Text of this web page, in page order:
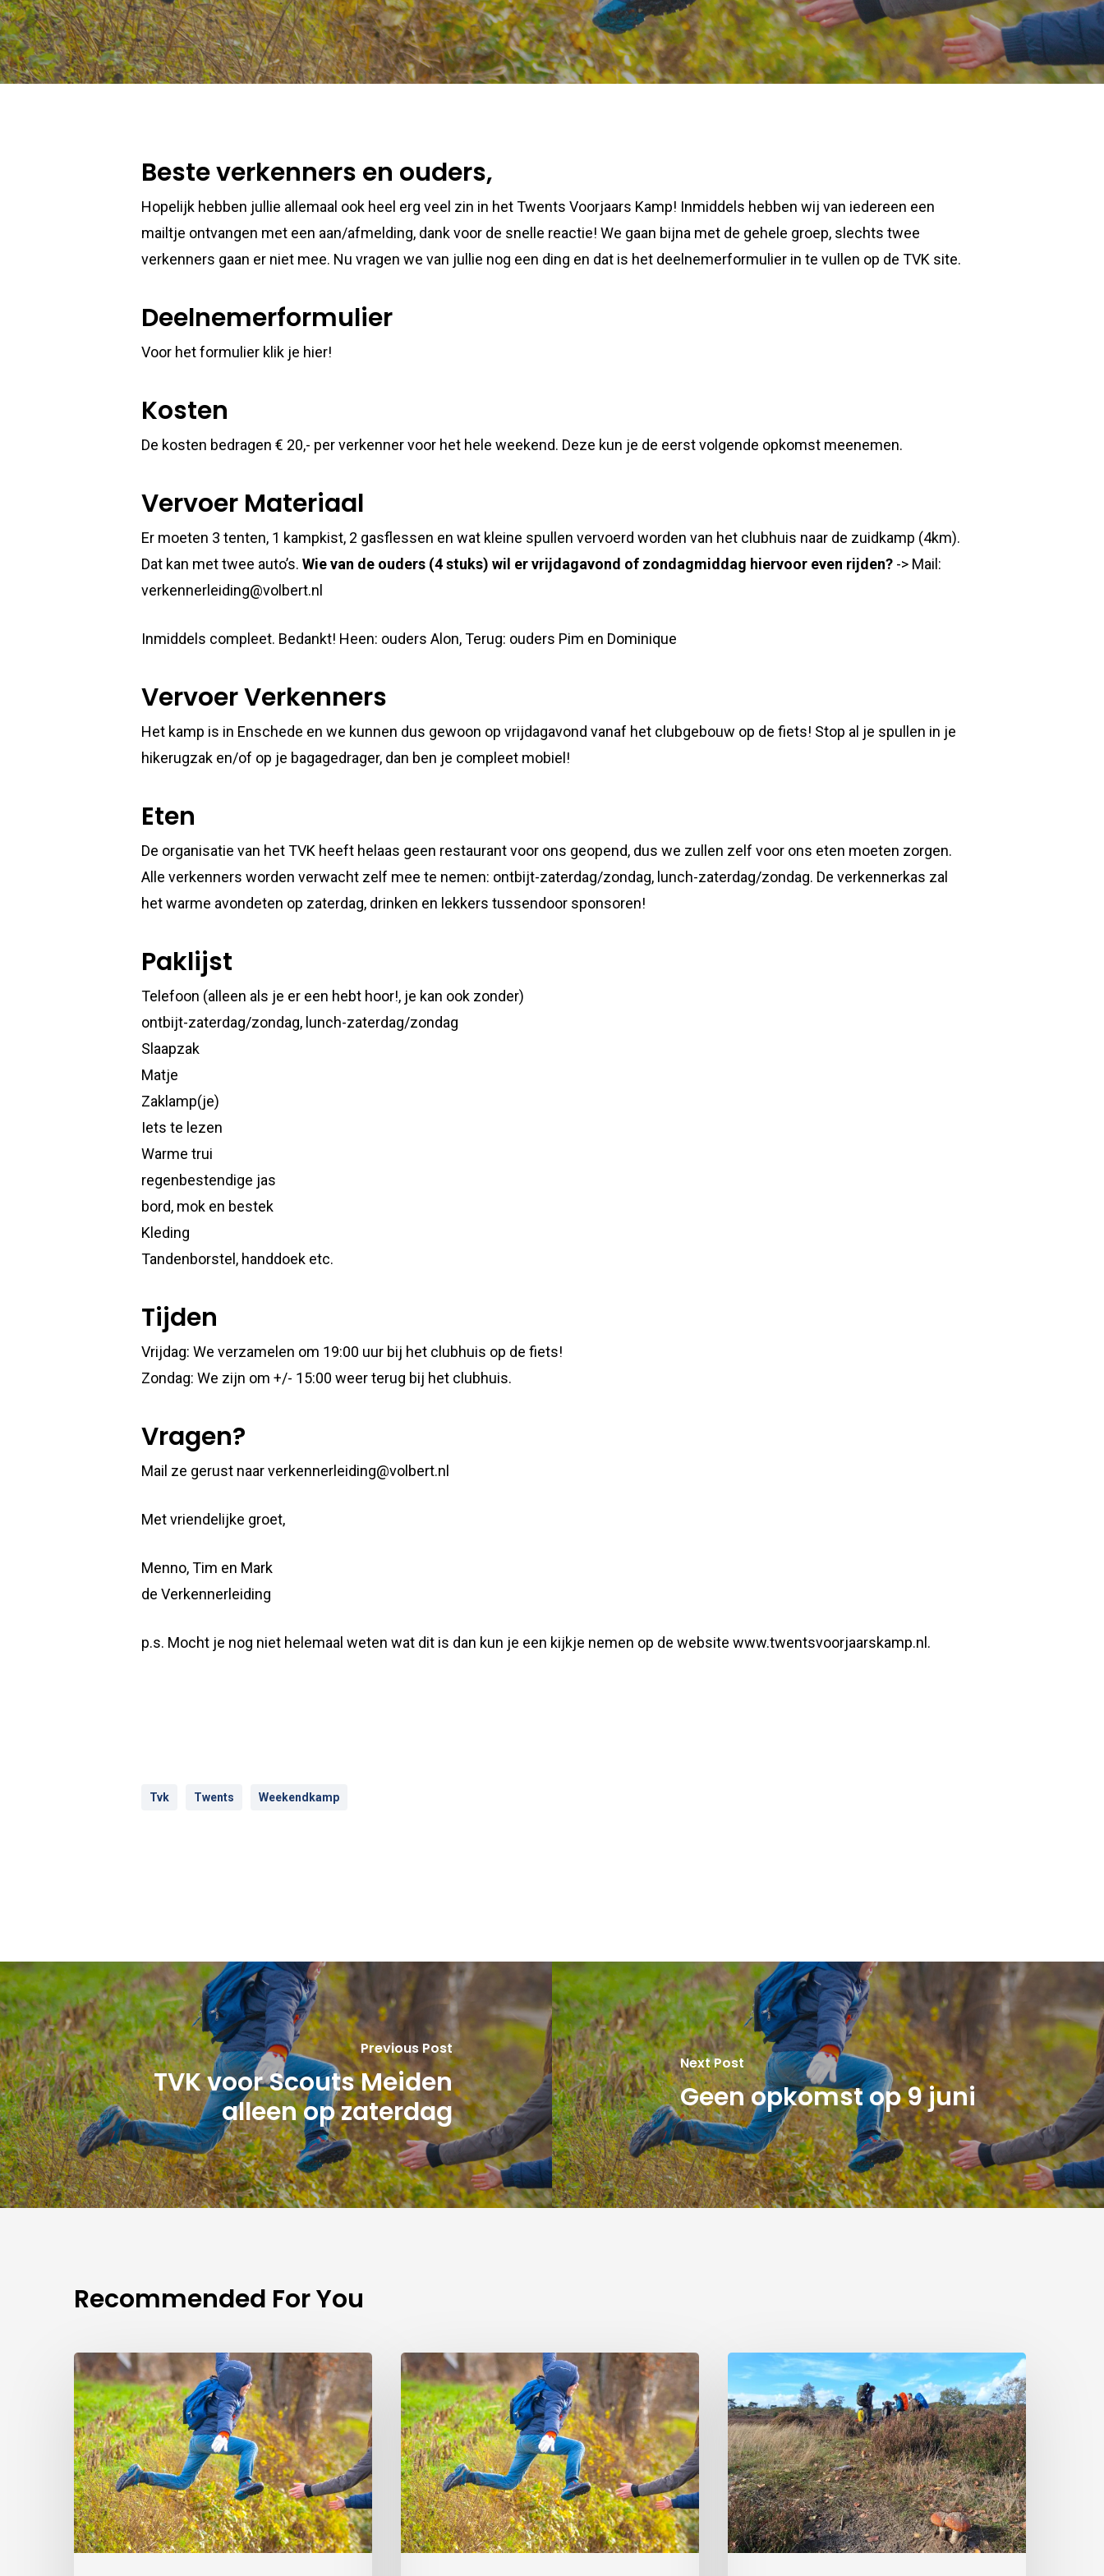
Beste verkenners en ouders,
Hopelijk hebben jullie allemaal ook heel erg veel zin in het Twents Voorjaars Kamp! Inmiddels hebben wij van iedereen een
mailtje ontvangen met een aan/afmelding, dank voor de snelle reactie! We gaan bijna met de gehele groep, slechts twee
verkenners gaan er niet mee. Nu vragen we van jullie nog een ding en dat is het deelnemerformulier in te vullen op de TVK site.
Deelnemerformulier
Voor het formulier klik je hier!
Kosten
De kosten bedragen € 20,- per verkenner voor het hele weekend. Deze kun je de eerst volgende opkomst meenemen.
Vervoer Materiaal
Er moeten 3 tenten, 1 kampkist, 2 gasflessen en wat kleine spullen vervoerd worden van het clubhuis naar de zuidkamp (4km).
Dat kan met twee auto’s. Wie van de ouders (4 stuks) wil er vrijdagavond of zondagmiddag hiervoor even rijden? -> Mail:
verkennerleiding@volbert.nl
Inmiddels compleet. Bedankt! Heen: ouders Alon, Terug: ouders Pim en Dominique
Vervoer Verkenners
Het kamp is in Enschede en we kunnen dus gewoon op vrijdagavond vanaf het clubgebouw op de fiets! Stop al je spullen in je
hikerugzak en/of op je bagagedrager, dan ben je compleet mobiel!
Eten
De organisatie van het TVK heeft helaas geen restaurant voor ons geopend, dus we zullen zelf voor ons eten moeten zorgen.
Alle verkenners worden verwacht zelf mee te nemen: ontbijt-zaterdag/zondag, lunch-zaterdag/zondag. De verkennerkas zal
het warme avondeten op zaterdag, drinken en lekkers tussendoor sponsoren!
Paklijst
Telefoon (alleen als je er een hebt hoor!, je kan ook zonder)
ontbijt-zaterdag/zondag, lunch-zaterdag/zondag
Slaapzak
Matje
Zaklamp(je)
Iets te lezen
Warme trui
regenbestendige jas
bord, mok en bestek
Kleding
Tandenborstel, handdoek etc.
Tijden
Vrijdag: We verzamelen om 19:00 uur bij het clubhuis op de fiets!
Zondag: We zijn om +/- 15:00 weer terug bij het clubhuis.
Vragen?
Mail ze gerust naar verkennerleiding@volbert.nl
Met vriendelijke groet,
Menno, Tim en Mark
de Verkennerleiding
p.s. Mocht je nog niet helemaal weten wat dit is dan kun je een kijkje nemen op de website www.twentsvoorjaarskamp.nl.
Tvk Twents Weekendkamp
Previous Post
TVK voor Scouts Meiden
alleen op zaterdag
Next Post
Geen opkomst op 9 juni
Recommended For You